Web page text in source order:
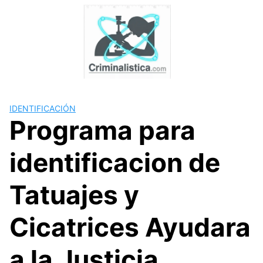
IDENTIFICACIÓN
Programa para
identificacion de
Tatuajes y
Cicatrices Ayudara